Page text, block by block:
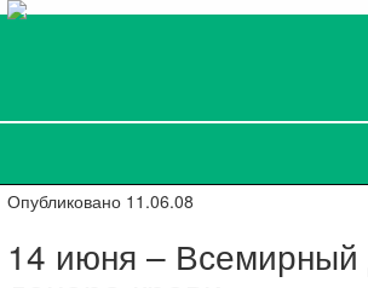
Опубликовано 11.06.08
14 июня – Всемирный